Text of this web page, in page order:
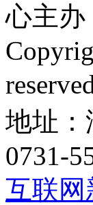
心主办
地址：
互联网